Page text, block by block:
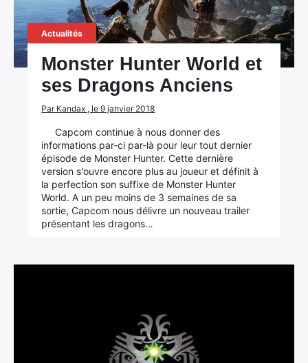
Actualités
Monster Hunter World et
ses Dragons Anciens
Par Kandax , le 9 janvier 2018
Capcom continue à nous donner des
informations par-ci par-là pour leur tout dernier
épisode de Monster Hunter. Cette dernière
version s'ouvre encore plus au joueur et définit à
la perfection son suffixe de Monster Hunter
World. A un peu moins de 3 semaines de sa
sortie, Capcom nous délivre un nouveau trailer
présentant les dragons…